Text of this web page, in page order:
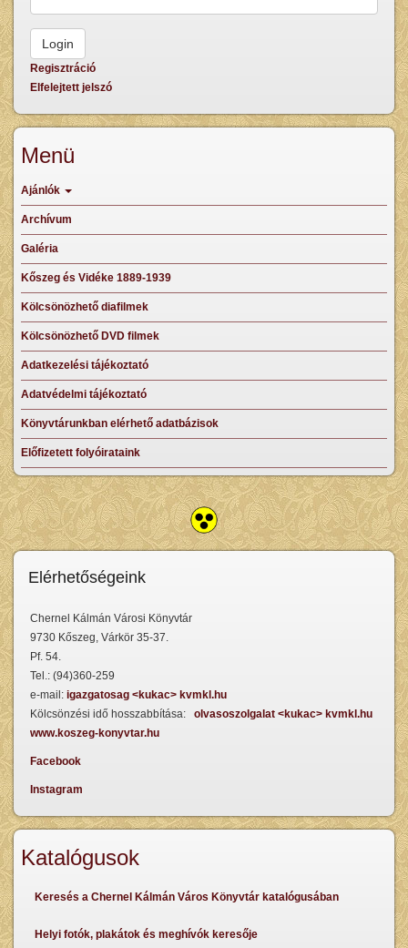
Regisztráció
Elfelejtett jelszó
Menü
Ajánlók
Archívum
Galéria
Kőszeg és Vidéke 1889-1939
Kölcsönözhető diafilmek
Kölcsönözhető DVD filmek
Adatkezelési tájékoztató
Adatvédelmi tájékoztató
Könyvtárunkban elérhető adatbázisok
Előfizetett folyóirataink
Elérhetőségeink
Chernel Kálmán Városi Könyvtár
9730 Kőszeg, Várkör 35-37.
Pf. 54.
Tel.: (94)360-259
e-mail: igazgatosag <kukac> kvmkl.hu
Kölcsönzési idő hosszabbítása: olvasoszolgalat <kukac> kvmkl.hu
www.koszeg-konyvtar.hu
Facebook
Instagram
Katalógusok
Keresés a Chernel Kálmán Város Könyvtár katalógusában
Helyi fotók, plakátok és meghívók keresője